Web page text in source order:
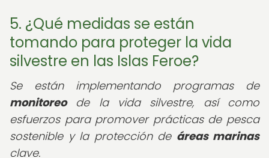
5. ¿Qué medidas se están
tomando para proteger la vida
silvestre en las Islas Feroe?
Se están implementando programas de
monitoreode la vida silvestre, así como
esfuerzos para promover prácticas de pesca
sostenible y la protección de áreas marinas
clave.